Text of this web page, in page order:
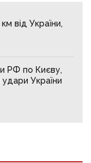
від України,
РФ по Києву,
України